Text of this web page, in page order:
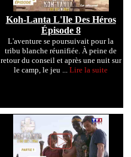
Koh-Lanta L'Ile Des Héros
Épisode 8
L'aventure se poursuivait pour la
tribu blanche réunifiée. À peine de
retour du conseil et après une nuit sur
le camp, le jeu ...Lire la suite